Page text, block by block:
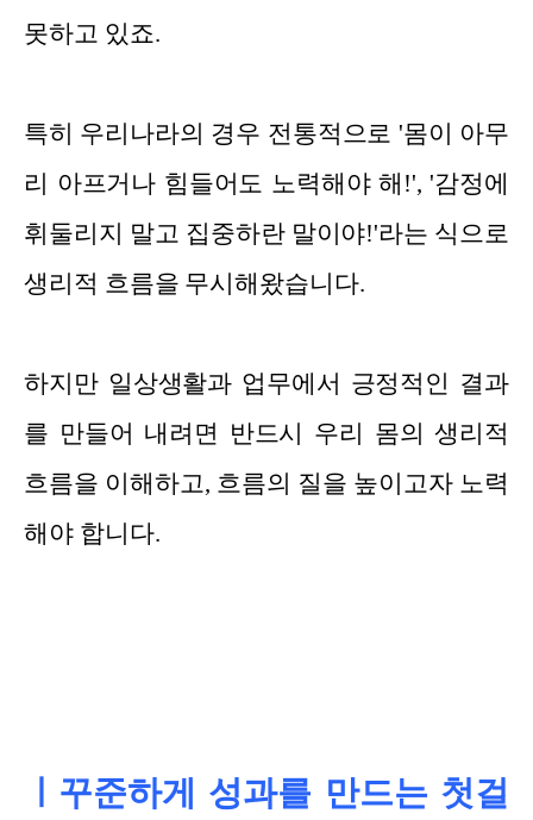
못하고 있죠.
특히 우리나라의 경우 전통적으로 '몸이 아무
리 아프거나 힘들어도 노력해야 해!', '감정에
휘둘리지 말고 집중하란 말이야!'라는 식으로
생리적 흐름을 무시해왔습니다.
하지만 일상생활과 업무에서 긍정적인 결과
를 만들어 내려면 반드시 우리 몸의 생리적
흐름을 이해하고, 흐름의 질을 높이고자 노력
해야 합니다.
ㅣ꾸준하게 성과를 만드는 첫걸